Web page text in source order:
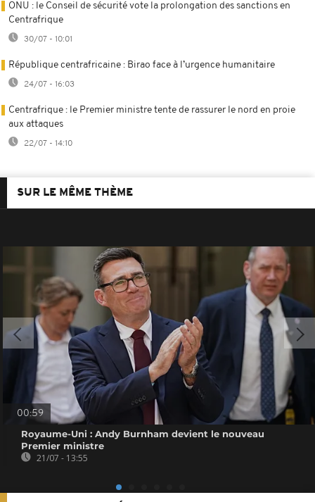
ONU : le Conseil de sécurité vote la prolongation des sanctions en
Centrafrique
30/07 - 10:01
République centrafricaine : Birao face à l’urgence humanitaire
24/07 - 16:03
Centrafrique : le Premier ministre tente de rassurer le nord en proie
aux attaques
22/07 - 14:10
SUR LE MÊME THÈME
00:59
Royaume-Uni : Andy Burnham devient le nouveau
Premier ministre
21/07 - 13:55